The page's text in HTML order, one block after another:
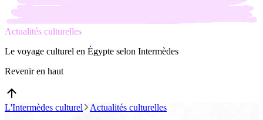
Actualités culturelles
Le voyage culturel en Égypte selon Intermèdes
Revenir en haut
L'Intermèdes culturel Actualités culturelles